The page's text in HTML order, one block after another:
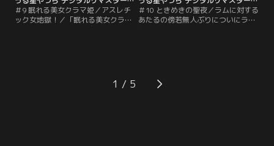
＃9 眠れる美女クラマ姫／アスレチ
ック女地獄！／「眠れる美女クラマ
レチック女地獄！」あたるの精神を
鍛え直そうとクラマ姫はワナを仕掛
＃10 ときめきの聖夜／ラムに対する
あたるの傍若無人ぶりについにラム
1